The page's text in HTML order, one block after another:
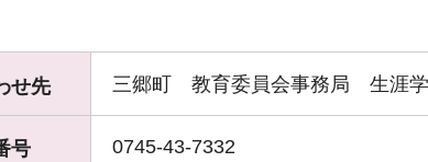
せ先 三郷町 教育委員会事務局 生涯
号 0745-43-7332